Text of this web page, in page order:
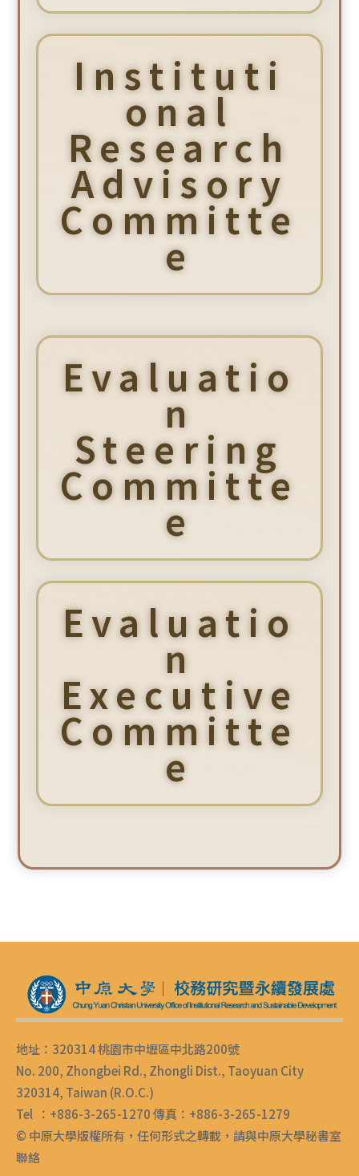
Instituti
onal
Research
Advisory
Committe
e
Evaluatio
n
Steering
Committe
e
Evaluatio
n
Executive
Committe
e
地址：320314 桃園市中壢區中北路200號
No. 200, Zhongbei Rd., Zhongli Dist., Taoyuan City
320314, Taiwan (R.O.C.)
Tel ：+886-3-265-1270 傳真：+886-3-265-1279
© 中原大學版權所有，任何形式之轉載，請與中原大學秘書室
聯絡